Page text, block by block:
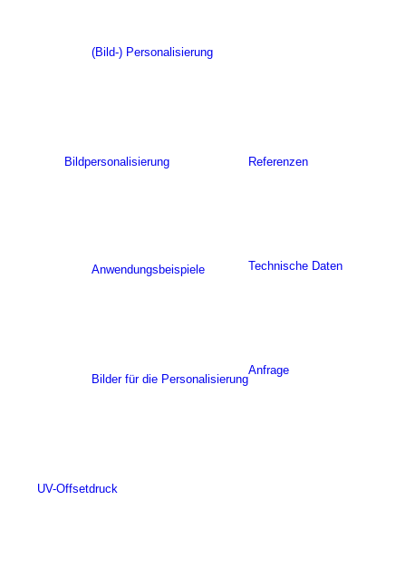
(Bild-) Personalisierung
Bildpersonalisierung
Anwendungsbeispiele
Bilder für die Personalisierung
Referenzen
Technische Daten
Anfrage
UV-Offsetdruck